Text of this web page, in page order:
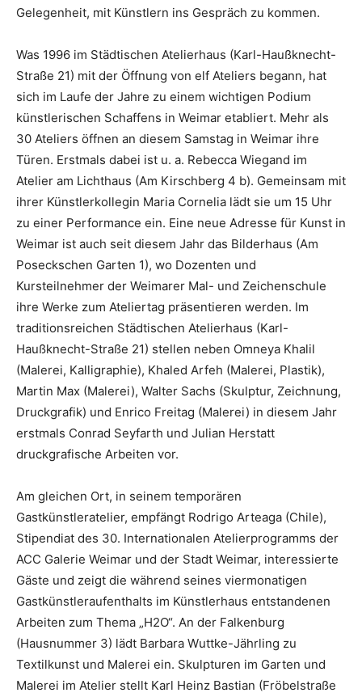
Gelegenheit, mit Künstlern ins Gespräch zu kommen.
Was 1996 im Städtischen Atelierhaus (Karl-Haußknecht-
Straße 21) mit der Öffnung von elf Ateliers begann, hat
sich im Laufe der Jahre zu einem wichtigen Podium
künstlerischen Schaffens in Weimar etabliert. Mehr als
30 Ateliers öffnen an diesem Samstag in Weimar ihre
Türen. Erstmals dabei ist u. a. Rebecca Wiegand im
Atelier am Lichthaus (Am Kirschberg 4 b). Gemeinsam mit
ihrer Künstlerkollegin Maria Cornelia lädt sie um 15 Uhr
zu einer Performance ein. Eine neue Adresse für Kunst in
Weimar ist auch seit diesem Jahr das Bilderhaus (Am
Poseckschen Garten 1), wo Dozenten und
Kursteilnehmer der Weimarer Mal- und Zeichenschule
ihre Werke zum Ateliertag präsentieren werden. Im
traditionsreichen Städtischen Atelierhaus (Karl-
Haußknecht-Straße 21) stellen neben Omneya Khalil
(Malerei, Kalligraphie), Khaled Arfeh (Malerei, Plastik),
Martin Max (Malerei), Walter Sachs (Skulptur, Zeichnung,
Druckgrafik) und Enrico Freitag (Malerei) in diesem Jahr
erstmals Conrad Seyfarth und Julian Herstatt
druckgrafische Arbeiten vor.
Am gleichen Ort, in seinem temporären
Gastkünstleratelier, empfängt Rodrigo Arteaga (Chile),
Stipendiat des 30. Internationalen Atelierprogramms der
ACC Galerie Weimar und der Stadt Weimar, interessierte
Gäste und zeigt die während seines viermonatigen
Gastkünstleraufenthalts im Künstlerhaus entstandenen
Arbeiten zum Thema „H2O“. An der Falkenburg
(Hausnummer 3) lädt Barbara Wuttke-Jährling zu
Textilkunst und Malerei ein. Skulpturen im Garten und
Malerei im Atelier stellt Karl Heinz Bastian (Fröbelstraße